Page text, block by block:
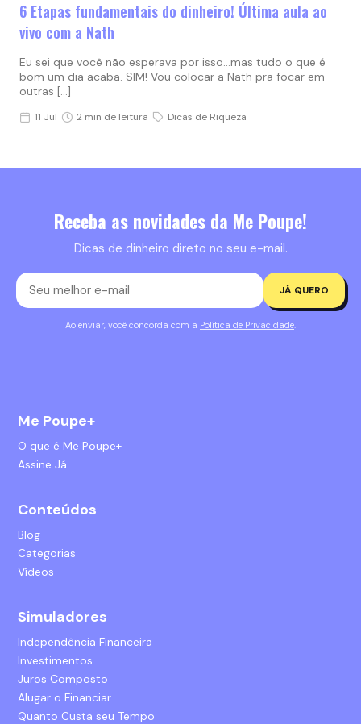
6 Etapas fundamentais do dinheiro! Última aula ao
vivo com a Nath
Eu sei que você não esperava por isso…mas tudo o que é
bom um dia acaba. SIM! Vou colocar a Nath pra focar em
outras […]
11 Jul 2 min de leitura Dicas de Riqueza
Receba as novidades da Me Poupe!
Dicas de dinheiro direto no seu e-mail.
JÁ QUERO
Ao enviar, você concorda com a Política de Privacidade.
Me Poupe+
O que é Me Poupe+
Assine Já
Conteúdos
Blog
Categorias
Vídeos
Simuladores
Independência Financeira
Investimentos
Juros Composto
Alugar o Financiar
Quanto Custa seu Tempo